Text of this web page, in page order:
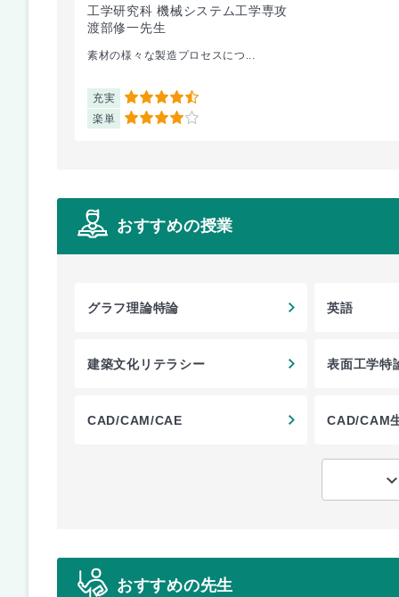
工学研究科 機械システム工学専攻
渡部修一先生
素材の様々な製造プロセスにつ...
充実 4.5
楽単 4
おすすめの授業
グラフ理論特論 英語
建築文化リテラシー 表面工学特
CAD/CAM/CAE CAD/CAM
おすすめの先生